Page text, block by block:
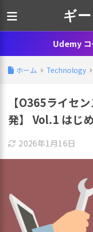
ギ
Udemy コ
ホーム Technology
【O365ライセ
発】 Vol.1 はじ
2026年1月16日